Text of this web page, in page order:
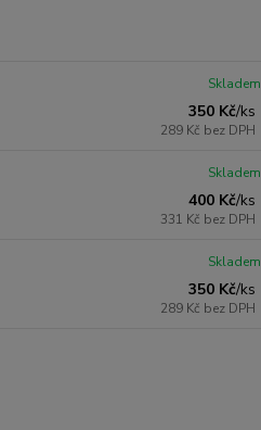
350 Kč/ks
289 Kč bez DPH
Skladem
400 Kč/ks
331 Kč bez DPH
Skladem
350 Kč/ks
289 Kč bez DPH
Skladem